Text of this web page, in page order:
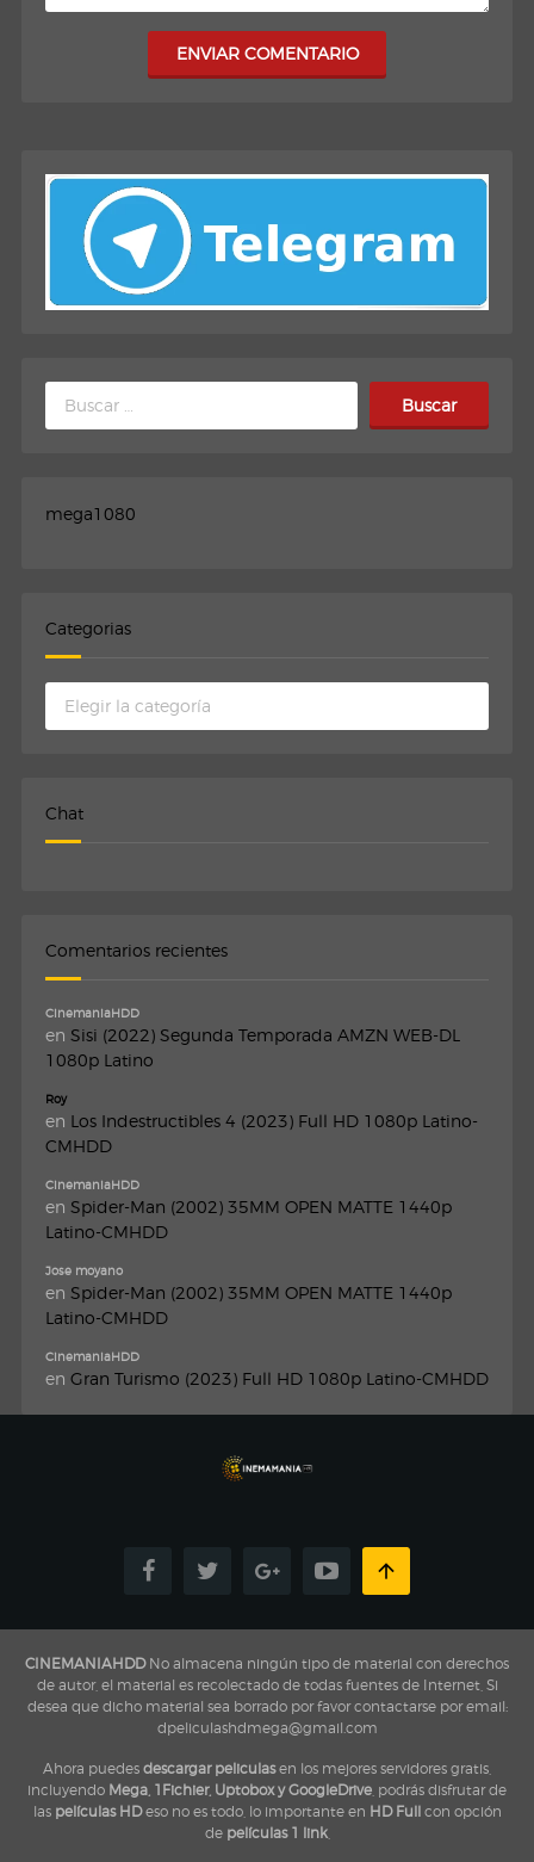
ENVIAR COMENTARIO
Buscar:
mega1080
Categorias
Categorias
Chat
Comentarios recientes
CinemaniaHDD
en Sisi (2022) Segunda Temporada AMZN WEB-DL
1080p Latino
Roy
en Los Indestructibles 4 (2023) Full HD 1080p Latino-
CMHDD
CinemaniaHDD
en Spider-Man (2002) 35MM OPEN MATTE 1440p
Latino-CMHDD
Jose moyano
en Spider-Man (2002) 35MM OPEN MATTE 1440p
Latino-CMHDD
CinemaniaHDD
en Gran Turismo (2023) Full HD 1080p Latino-CMHDD
CINEMANIAHDDNo almacena ningún tipo de material con derechos
de autor, el material es recolectado de todas fuentes de Internet, Si
desea que dicho material sea borrado por favor contactarse por email:
dpeliculashdmega@gmail.com
Ahora puedes descargar peliculasen los mejores servidores gratis,
incluyendo Mega, 1Fichier, Uptobox y GoogleDrive , podrás disfrutar de
las películas HDeso no es todo, lo importante en HD Fullcon opción
de películas 1 link,